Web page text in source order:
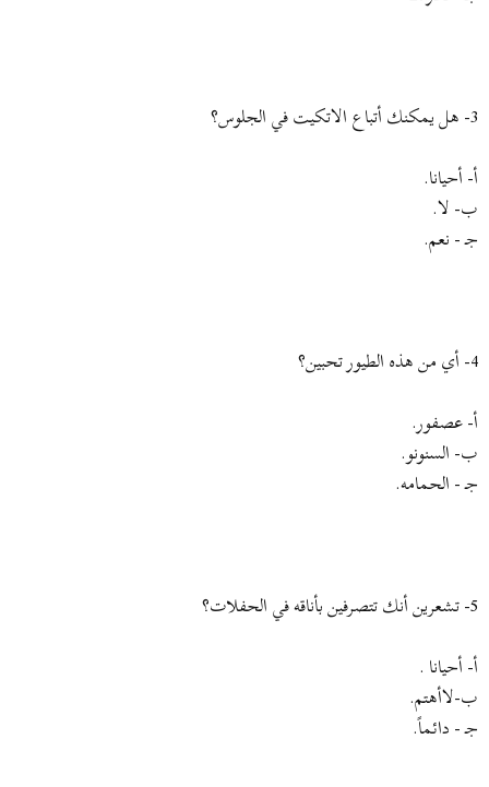
3- هل يمكنك أتباع الاتكيت في الجلوس؟
أ- أحيانا.
ب- لا.
جـ - نعم.
4- أي من هذه الطيور تحبين؟
أ- عصفور.
ب- السنونو.
جـ - الحمامه.
5- تشعرين أنك تتصرفين بأناقه في الحفلات؟
أ- أحيانا .
ب-لاأهتم.
جـ - دائماً.